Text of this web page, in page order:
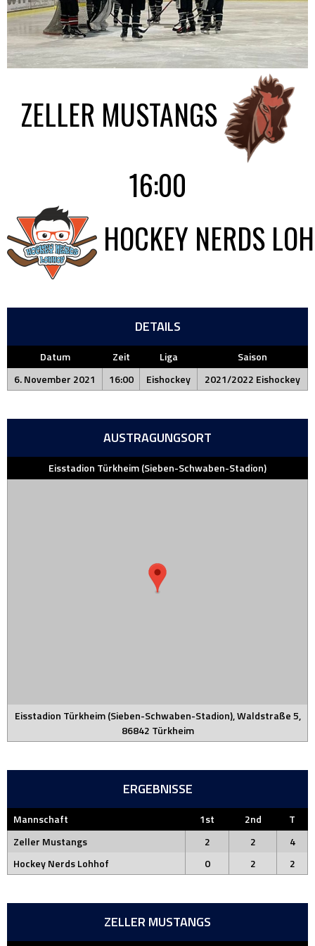
ZELLER MUSTANGS
16:00
HOCKEY NERDS
DETAILS
Datum Zeit Liga
Saison
6. November 2021
16:00 Eishockey 2021/2022 Eishockey
AUSTRAGUNGSORT
Eisstadion Türkheim (Sieben-Schwaben-Stadion)
Eisstadion Türkheim (Sieben-Schwaben-Stadion), Waldstraße 5,
86842 Türkheim
ERGEBNISSE
Mannschaft 1st 2nd
T
Zeller Mustangs
2 2
4
Hockey Nerds Lohhof
0 2 2
ZELLER MUSTANGS